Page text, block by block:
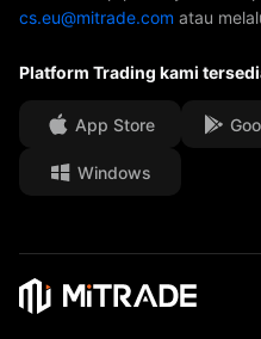
Penghargaan Kami
Pusat Media
kesempatan Kerja
Dokumen Hukum
Pusat Bantuan
FAQ
cs.eu@mitrade.com atau
Platform Trading kami
App Store
Windows